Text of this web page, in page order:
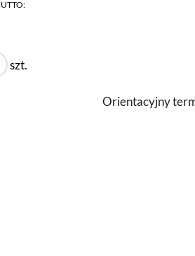
szt.
Orientacyjny